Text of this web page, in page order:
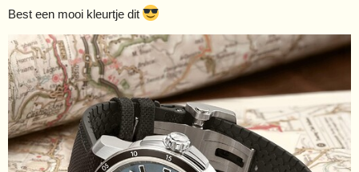
Best een mooi kleurtje dit